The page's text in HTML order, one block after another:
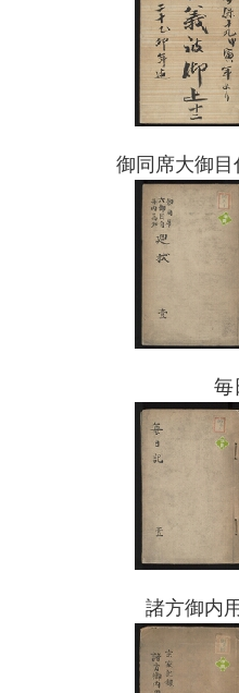
御同席大御
毎
諸方御内